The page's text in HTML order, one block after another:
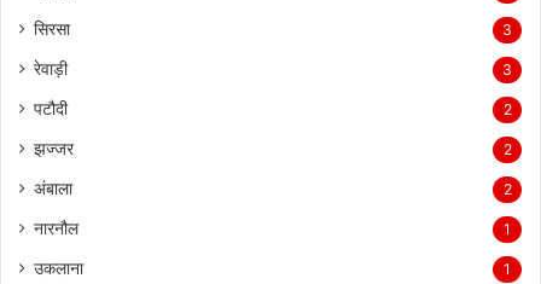
सिरसा 3
रेवाड़ी 3
पटौदी 2
झज्जर 2
अंबाला 2
नारनौल 1
उकलाना 1